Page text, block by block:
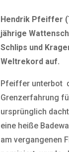
Hendrik Pfeiffer
jährige
Schlips und
Weltrekord auf.
Pfeiffer unterbot
Grenzerfahrung
ursprünglich
eine heiße
am vergangenen